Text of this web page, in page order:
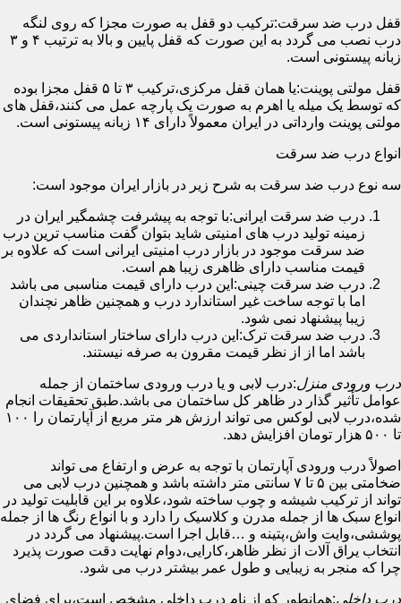
قفل درب ضد سرقت:ترکیب دو قفل به صورت مجزا که روی لنگه
درب نصب می گردد به این صورت که قفل پایین و بالا به ترتیب ۴ و ۳
زبانه پیستونی است.
قفل مولتی پوینت:یا همان قفل مرکزی،ترکیب ۳ تا ۵ قفل مجزا بوده
که توسط یک میله یا اهرم به صورت یک پارچه عمل می کنند،قفل های
مولتی پوینت وارداتی در ایران معمولاً دارای ۱۴ زبانه پیستونی است.
انواع درب ضد سرقت
سه نوع درب ضد سرقت به شرح زیر در بازار ایران موجود است:
درب ضد سرقت ایرانی:با توجه به پیشرفت چشمگیر ایران در
زمینه تولید درب های امنیتی شاید بتوان گفت مناسب ترین درب
ضد سرقت موجود در بازار درب امنیتی ایرانی است که علاوه بر
قیمت مناسب دارای ظاهری زیبا هم است.
درب ضد سرقت چینی:این درب دارای قیمت مناسبی می باشد
اما با توجه ساخت غیر استاندارد درب و همچنین ظاهر نچندان
زیبا پیشنهاد نمی شود.
درب ضد سرقت ترک:این درب دارای ساختار استانداردی می
باشد اما از از نظر قیمت مقرون به صرفه نیستند.
درب ورودی منزل:درب لابی و یا درب ورودی ساختمان از جمله
عوامل تأثیر گذار در ظاهر کل ساختمان می باشد.طبق تحقیقات انجام
شده،درب لابی لوکس می تواند ارزش هر متر مربع از آپارتمان را ۱۰۰
تا ۵۰۰ هزار تومان افزایش دهد.
اصولاً درب ورودی آپارتمان با توجه به عرض و ارتفاع می تواند
ضخامتی بین ۵ تا ۷ سانتی متر داشته باشد و همچنین درب لابی می
تواند از ترکیب شیشه و چوب ساخته شود،علاوه بر این قابلیت تولید در
انواع سبک ها از جمله مدرن و کلاسیک را دارد و با انواع رنگ ها از جمله
پوششی،وایت واش،پتینه و …قابل اجرا است.پیشنهاد می گردد در
انتخاب یراق آلات از نظر ظاهر،کارایی،دوام نهایت دقت صورت پذیرد
چرا که منجر به زیبایی و طول عمر بیشتر درب می شود.
درب داخلی:همانطور که از نام درب داخلی مشخص است،برای فضای